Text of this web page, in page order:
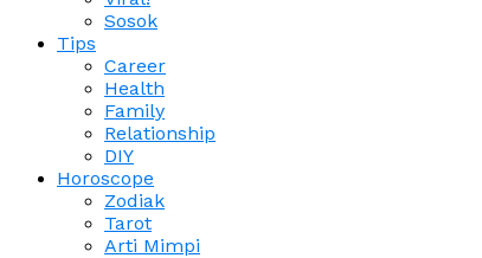
Sosok
Tips
Career
Health
Family
Relationship
DIY
Horoscope
Zodiak
Tarot
Arti Mimpi